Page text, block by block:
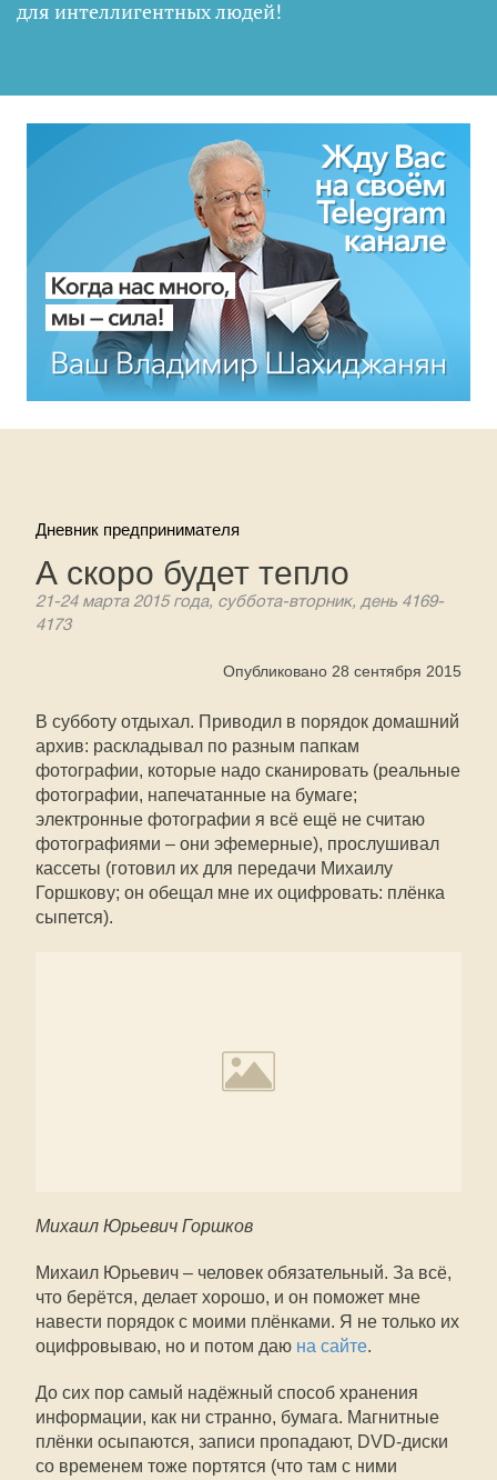
для интеллигентных людей!
Дневник предпринимателя
А скоро будет тепло
21-24 марта 2015 года, суббота-вторник, день 4169-
4173
Опубликовано 28 сентября 2015
В субботу отдыхал. Приводил в порядок домашний
архив: раскладывал по разным папкам
фотографии, которые надо сканировать (реальные
фотографии, напечатанные на бумаге;
электронные фотографии я всё ещё не считаю
фотографиями – они эфемерные), прослушивал
кассеты (готовил их для передачи Михаилу
Горшкову; он обещал мне их оцифровать: плёнка
сыпется).
Михаил Юрьевич Горшков
Михаил Юрьевич – человек обязательный. За всё,
что берётся, делает хорошо, и он поможет мне
навести порядок с моими плёнками. Я не только их
оцифровываю, но и потом даю на сайте.
До сих пор самый надёжный способ хранения
информации, как ни странно, бумага. Магнитные
плёнки осыпаются, записи пропадают, DVD-диски
со временем тоже портятся (что там с ними